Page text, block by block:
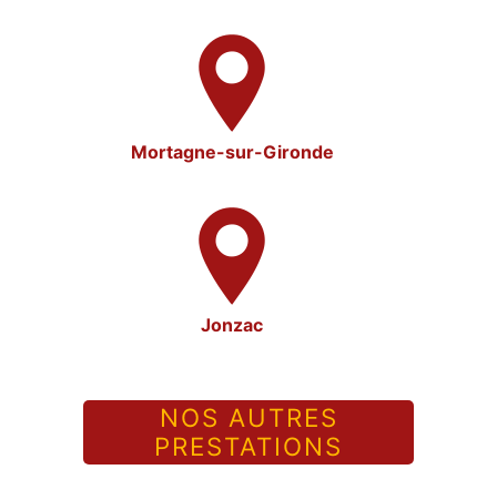
Mortagne-sur-Gironde
Jonzac
NOS AUTRES
PRESTATIONS